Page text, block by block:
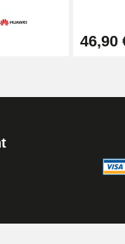
46,90